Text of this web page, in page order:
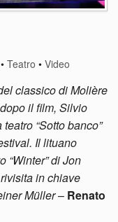
•Teatro •Video
classico di Molière
il film, Silvio
“Sotto banco”
Il lituano
“Winter” di Jon
in chiave
Müller– Renato